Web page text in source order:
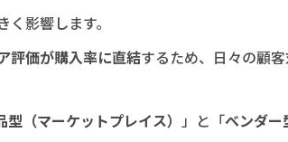
影響します。
評価が購入率に直結するため、日々の顧
型（マーケットプレイス） 」と「ベンダー